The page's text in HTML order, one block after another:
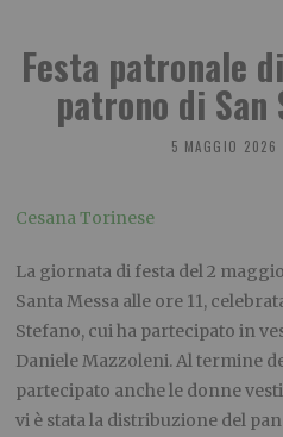
Festa patronale
patrono di
5 MAGGIO 2026
Cesana Torinese
La giornata di festa del 2
Santa Messa alle ore 11,
Stefano, cui ha partecipato in
Daniele Mazzoleni. Al termine
partecipato anche le donne
vi è stata la distribuzione del